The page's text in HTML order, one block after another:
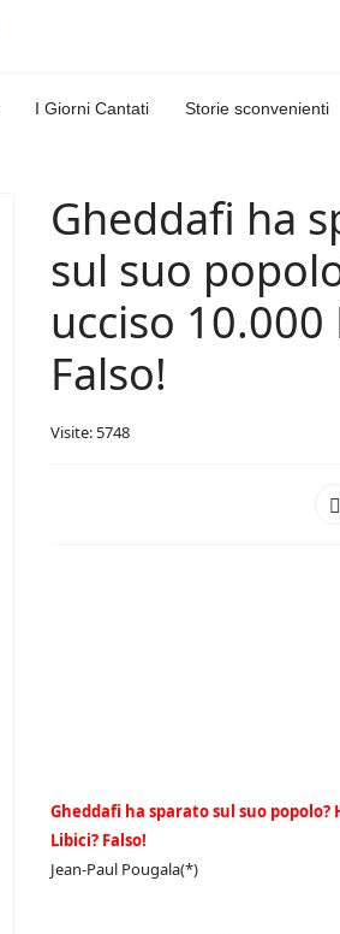
I Giorni Cantati Storie sconvenienti
Gheddafi ha
sul suo
ucciso 10.000
Falso!
Visite: 5748
Gheddafi ha sparato sul suo popolo?
Libici? Falso!
Jean-Paul Pougala(*)